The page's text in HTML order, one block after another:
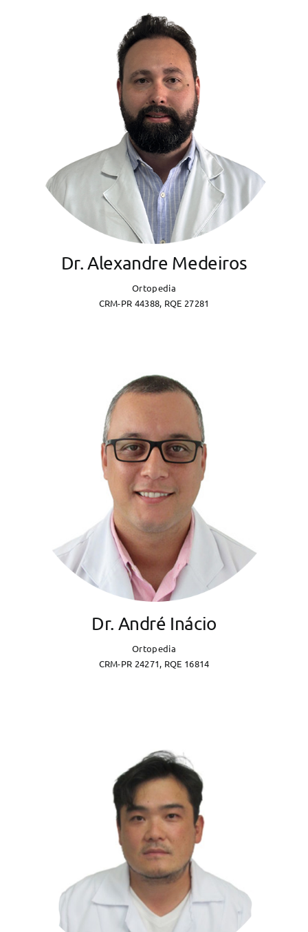
Dr. Alexandre Medeiros
Ortopedia
CRM-PR 44388, RQE 27281
Dr. André Inácio
Ortopedia
CRM-PR 24271, RQE 16814